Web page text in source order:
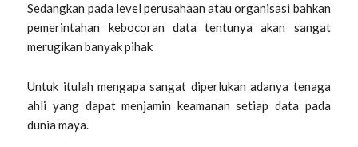
Sedangkan pada level perusahaan atau organisasi bahkan
pemerintahan kebocoran data tentunya akan sangat
merugikan banyak pihak
Untuk itulah mengapa sangat diperlukan adanya tenaga
ahli yang dapat menjamin keamanan setiap data pada
dunia maya.